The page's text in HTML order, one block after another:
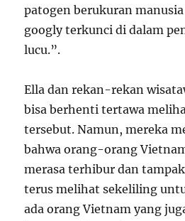
patogen berukuran
googly terkunci di dalam
lucu.”.
Ella dan rekan-rekan
bisa berhenti tertawa
tersebut. Namun, mereka
bahwa orang-orang
merasa terhibur dan
terus melihat sekeliling
ada orang Vietnam yang